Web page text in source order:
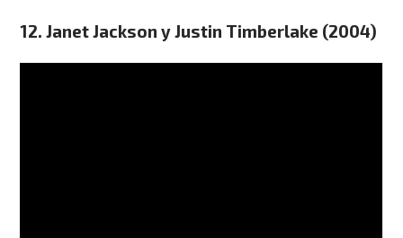
12. Janet Jackson y Justin Timberlake (2004)